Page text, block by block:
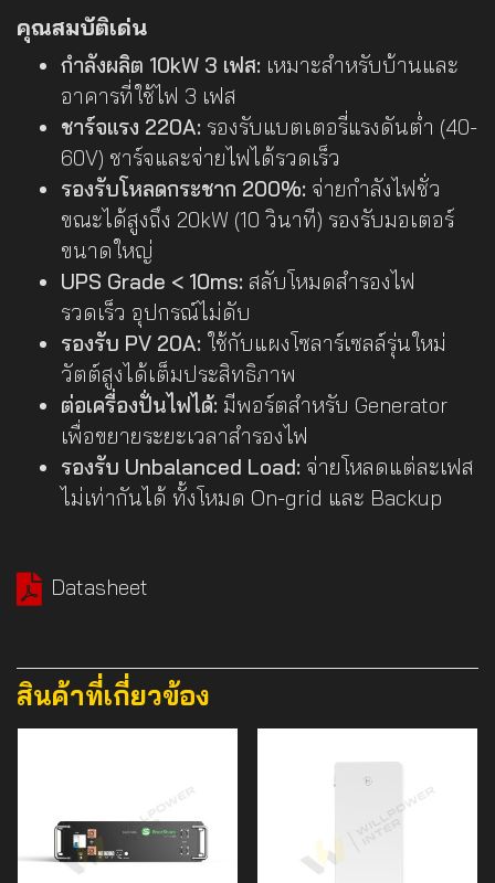
คุณสมบัติเด่น
กำลังผลิต 10kW 3 เฟส: เหมาะสำหรับบ้านและ
อาคารที่ใช้ไฟ 3 เฟส
ชาร์จแรง 220A: รองรับแบตเตอรี่แรงดันต่ำ (40-
60V) ชาร์จและจ่ายไฟได้รวดเร็ว
รองรับโหลดกระชาก 200%: จ่ายกำลังไฟชั่ว
ขณะได้สูงถึง 20kW (10 วินาที) รองรับมอเตอร์
ขนาดใหญ่
UPS Grade < 10ms: สลับโหมดสำรองไฟ
รวดเร็ว อุปกรณ์ไม่ดับ
รองรับ PV 20A: ใช้กับแผงโซลาร์เซลล์รุ่นใหม่
วัตต์สูงได้เต็มประสิทธิภาพ
ต่อเครื่องปั่นไฟได้: มีพอร์ตสำหรับ Generator
เพื่อขยายระยะเวลาสำรองไฟ
รองรับ Unbalanced Load: จ่ายโหลดแต่ละเฟส
ไม่เท่ากันได้ ทั้งโหมด On-grid และ Backup
Datasheet
สินค้าที่เกี่ยวข้อง